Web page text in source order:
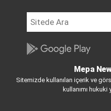
Mepa
Sitemizde kullanılan içerik ve
kullanımı hukuki